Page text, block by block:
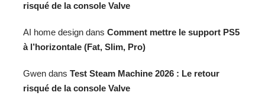
risqué de la console Valve
AI home design dans Comment mettre le support PS5
à l’horizontale (Fat, Slim, Pro)
Gwen dans Test Steam Machine 2026 : Le retour
risqué de la console Valve